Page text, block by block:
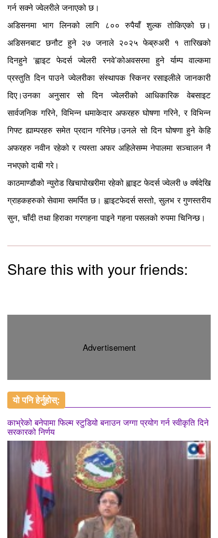
गर्न सक्ने ज्वेलरीले जनाएको छ।
अडिसनमा भाग लिनको लागि ८०० रुपैयाँ शुल्क तोकिएको छ।
अडिसनबाट छनौट हुने २७ जनाले २०२५ फेब्रुअरी १ तारिखको
दिनहुने ‘ह्वाइट फेदर्स ज्वेलरी रनवे’कोअवसरमा हुने र्याम्प वाल्कमा
प्रस्तुति दिन पाउने ज्वेलरीका संस्थापक स्किनर रसाइलीले जानकारी
दिए।उनका अनुसार सो दिन ज्वेलरीको आधिकारिक वेबसाइट
सार्वजनिक गरिने, विभिन्न धमाकेदार अफरहरु घोषणा गरिने, र विभिन्न
गिफ्ट ह्याम्परहरु समेत प्रदान गरिनेछ।उनले सो दिन घोषणा हुने केहि
अफरहरु नवीन रहेको र त्यस्ता अफर अहिलेसम्म नेपालमा सञ्चालन नै
नभएको दाबी गरे।
काठमाण्डौको न्युरोड खिचापोखरीमा रहेको ह्वाइट फेदर्स ज्वेलरी ७ वर्षदेखि
ग्राहकहरुको सेवामा समर्पित छ। ह्वाइटफेदर्स सस्तो, सुलभ र गुणस्तरीय
सुन, चाँदी तथा हिराका गरगहना पाइने गहना पसलको रुपमा चिनिन्छ।
Share this with your friends:
Advertisement
यो पनि हेर्नुहोस्:
काभ्रेको बनेपामा फिल्म स्टुडियो बनाउन जग्गा प्रयोग गर्न स्वीकृति दिने
सरकारको निर्णय